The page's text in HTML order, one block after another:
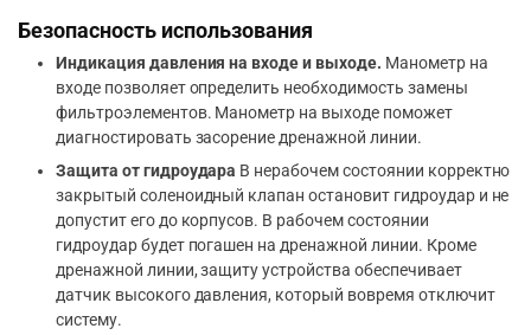
Безопасность использования
Индикация давления на входе и выходе. Манометр на
входе позволяет определить необходимость замены
фильтроэлементов. Манометр на выходе поможет
диагностировать засорение дренажной линии.
Защита от гидроудара В нерабочем состоянии корректно
закрытый соленоидный клапан остановит гидроудар и не
допустит его до корпусов. В рабочем состоянии
гидроудар будет погашен на дренажной линии. Кроме
дренажной линии, защиту устройства обеспечивает
датчик высокого давления, который вовремя отключит
систему.